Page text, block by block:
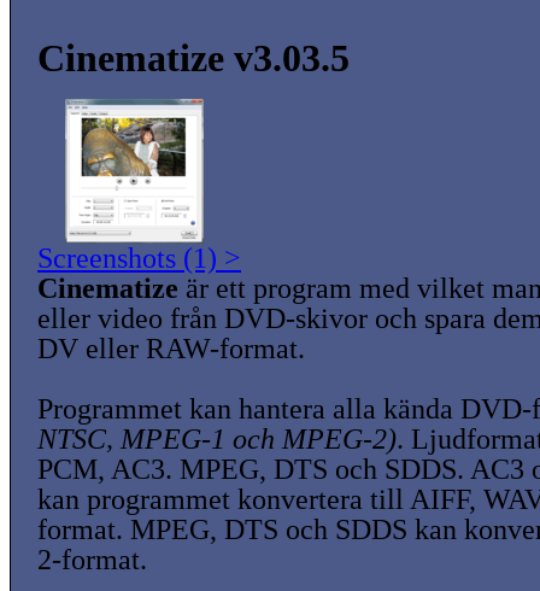
Cinematize v3.03.5
Screenshots (1) >
Cinematize är ett program med vilket
eller video från DVD-skivor och spara
DV eller RAW-format.
Programmet kan hantera alla kända
NTSC, MPEG-1 och MPEG-2).
PCM, AC3. MPEG, DTS och SDDS. AC3
kan programmet konvertera till AIFF,
format. MPEG, DTS och SDDS kan
2-format.